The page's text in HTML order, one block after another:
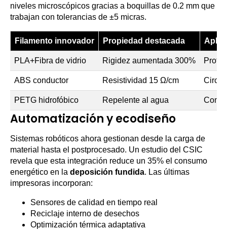
niveles microscópicos gracias a boquillas de 0.2 mm que
trabajan con tolerancias de ±5 micras.
Filamento innovador Propiedad destacada
PLA+Fibra de vidrio Rigidez aumentada 300%
ABS conductor Resistividad 15 Ω/cm
PETG hidrofóbico Repelente al agua
Automatización y ecodiseño
Sistemas robóticos ahora gestionan desde la carga de
material hasta el postprocesado. Un estudio del CSIC
revela que esta integración reduce un 35% el consumo
energético en la deposición fundida. Las últimas
impresoras incorporan:
Sensores de calidad en tiempo real
Reciclaje interno de desechos
Optimización térmica adaptativa